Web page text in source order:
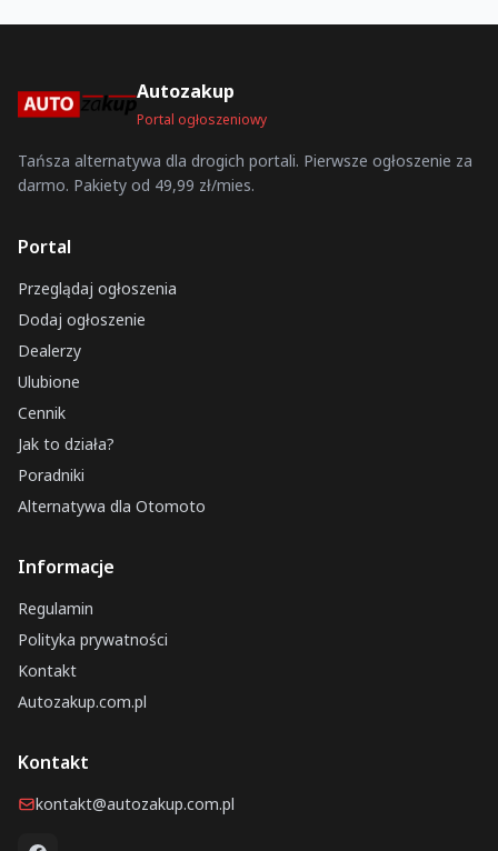
Autozakup
Portal ogłoszeniowy
Tańsza alternatywa dla drogich portali. Pierwsze ogłoszenie za
darmo. Pakiety od 49,99 zł/mies.
Portal
Przeglądaj ogłoszenia
Dodaj ogłoszenie
Dealerzy
Ulubione
Cennik
Jak to działa?
Poradniki
Alternatywa dla Otomoto
Informacje
Regulamin
Polityka prywatności
Kontakt
Autozakup.com.pl
Kontakt
kontakt@autozakup.com.pl